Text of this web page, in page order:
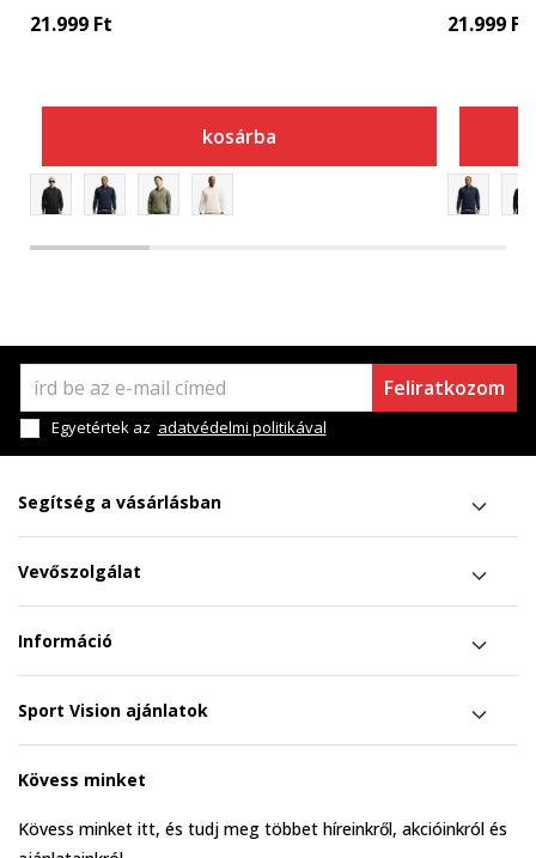
21.999 Ft
kosárba
21.999 Ft
Feliratkozom
Egyetértek az adatvédelmi politikával
Segítség a vásárlásban
Vevőszolgálat
Információ
Sport Vision ajánlatok
Kövess minket
Kövess minket itt, és tudj meg többet híreinkről, akcióinkról és